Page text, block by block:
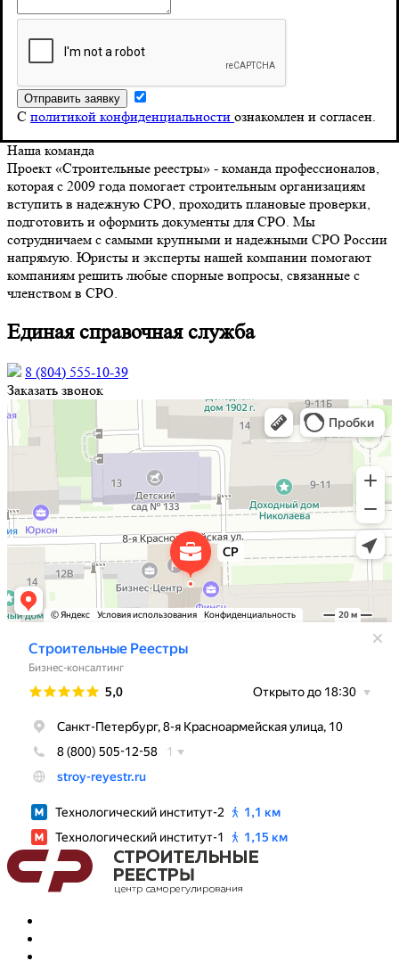
С политикой конфиденциальности ознакомлен и согласен.
Телефон
8 (804) 555-10-39
Почта
Наша команда
Проект «Строительные реестры» - команда профессионалов,
которая с 2009 года помогает строительным организациям
вступить в надежную СРО, проходить плановые проверки,
подготовить и оформить документы для СРО. Мы
сотрудничаем с самыми крупными и надежными СРО России
напрямую. Юристы и эксперты нашей компании помогают
компаниям решить любые спорные вопросы, связанные с
членством в СРО.
Единая справочная служба
8 (804) 555-10-39
Заказать звонок